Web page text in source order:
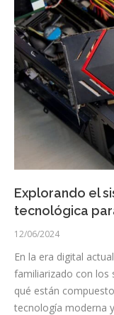
Explorando el
tecnológica
12/06/2024
En la era digital
familiarizado con los
qué están
tecnología moderna